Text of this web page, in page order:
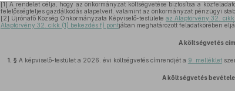
[1] A rendelet célja, hogy az önkormányzat költségvetése biztosítsa a
felelősségteljes gazdálkodás alapelveit, valamint az önkormányzat pénzügyi
[2] Újrónafő Község Önkormányzata Képviselő-testületeaz Alaptörvény 32.
Alaptörvény 32. cikk (1) bekezdés f) pontjában meghatározott feladatkörében
A költségvetés
1. § A képviselő-testület a 2026. évi költségvetés címrendjét a 9. melléklet
A költségvetés